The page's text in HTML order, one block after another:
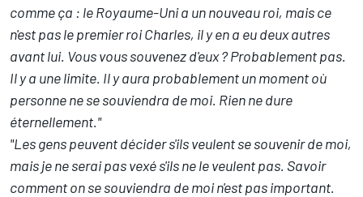
comme ça : le Royaume-Uni a un nouveau roi, mais ce
n'est pas le premier roi Charles, il y en a eu deux autres
avant lui. Vous vous souvenez d'eux ? Probablement pas.
Il y a une limite. Il y aura probablement un moment où
personne ne se souviendra de moi. Rien ne dure
éternellement."
"Les gens peuvent décider s'ils veulent se souvenir de moi,
mais je ne serai pas vexé s'ils ne le veulent pas. Savoir
comment on se souviendra de moi n'est pas important.